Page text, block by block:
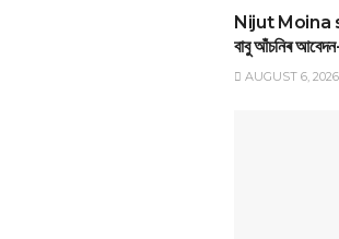
Nijut Moina
বাবু আঁচনিৰ
AUGUST 6, 2026